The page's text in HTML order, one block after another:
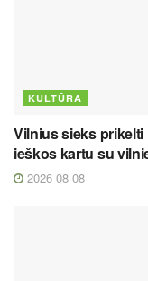
KULTŪRA
Vilnius sieks
ieškos kartu su
2026 08 08